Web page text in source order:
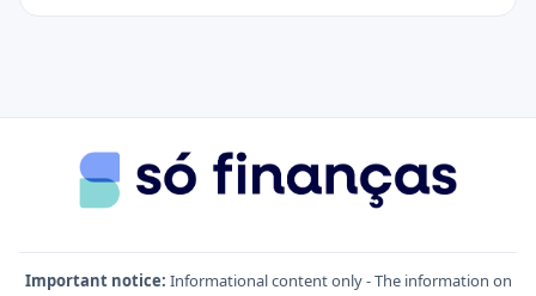
Important notice: Informational content only - The information on